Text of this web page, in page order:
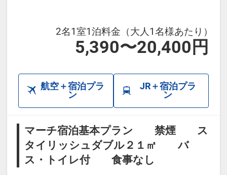
2名1室1泊料金（大人1名様あたり）
5,390〜20,400円
航空＋宿泊プラ
ン
JR＋宿泊プラ
ン
マーチ宿泊基本プラン 禁煙 ス
タイリッシュダブル２１㎡ バ
ス・トイレ付 食事なし